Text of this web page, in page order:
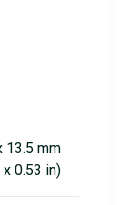
13.5 mm
0.53 in)